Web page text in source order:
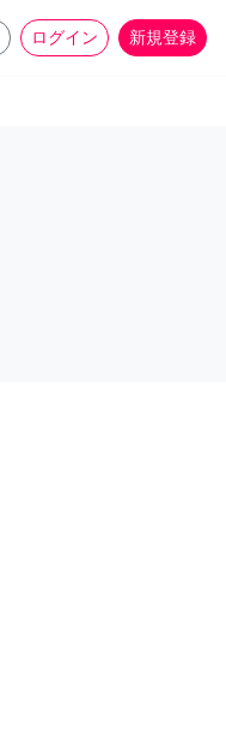
ログイン 新規登録